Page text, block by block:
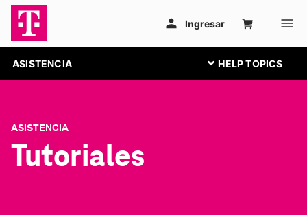
ASISTENCIA
ASISTENCIA
Tutoriales